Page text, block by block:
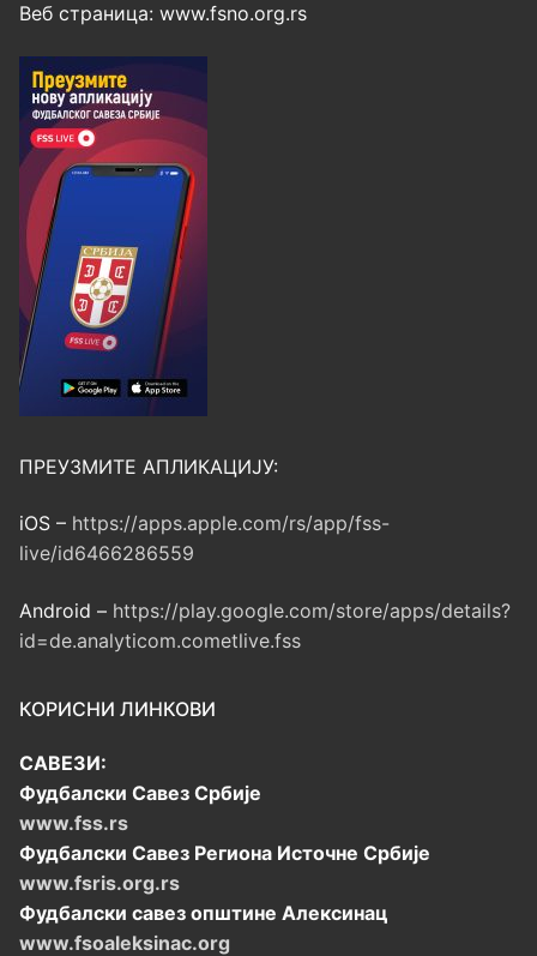
Веб страница: www.fsno.org.rs
ПРЕУЗМИТЕ АПЛИКАЦИЈУ:
iOS – https://apps.apple.com/rs/app/fss-
live/id6466286559
Android – https://play.google.com/store/apps/details?
id=de.analyticom.cometlive.fss
КОРИСНИ ЛИНКОВИ
САВЕЗИ:
Фудбалски Савез Србије
www.fss.rs
Фудбалски Савез Региона Источне Србије
www.fsris.org.rs
Фудбалски савез општине Алексинац
www.fsoaleksinac.org